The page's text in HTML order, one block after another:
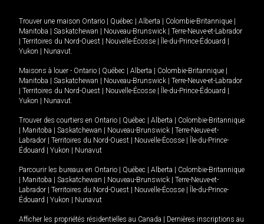
Trouver une maison Ontario Québec Alberta Colombie-Britannique
Manitoba
Saskatchewan Nouveau-Brunswick
Terre-Neuve-et-Labrador
Territoires du Nord-Ouest Nouvelle-Écosse Île-du-Prince-Édouard
Yukon
Nunavut.
Maisons à louer - Ontario Québec Alberta Colombie-Britannique
Manitoba
Saskatchewan Nouveau-Brunswick
Terre-Neuve-et-Labrador
Territoires du Nord-Ouest Nouvelle-Écosse Île-du-Prince-Édouard
Yukon
Nunavut.
Trouver des courtiers en Ontario Québec Alberta
Colombie-Britannique
Manitoba Saskatchewan Nouveau-Brunswick
Terre-Neuve-et-
Labrador
Territoires du Nord-Ouest Nouvelle-Écosse
Île-du-Prince-
Édouard
Yukon Nunavut
Parcourir les bureaux en Ontario Québec Alberta
Colombie-Britannique
Manitoba Saskatchewan Nouveau-Brunswick
Terre-Neuve-et-
Labrador
Territoires du Nord-Ouest Nouvelle-Écosse
Île-du-Prince-
Édouard
Yukon Nunavut
Afficher les propriétés résidentielles au Canada
Dernières inscriptions au